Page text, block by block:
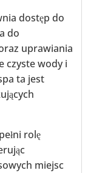
dostęp do
do
uprawiania
czyste wody i
ta jest
rolę
miejsc